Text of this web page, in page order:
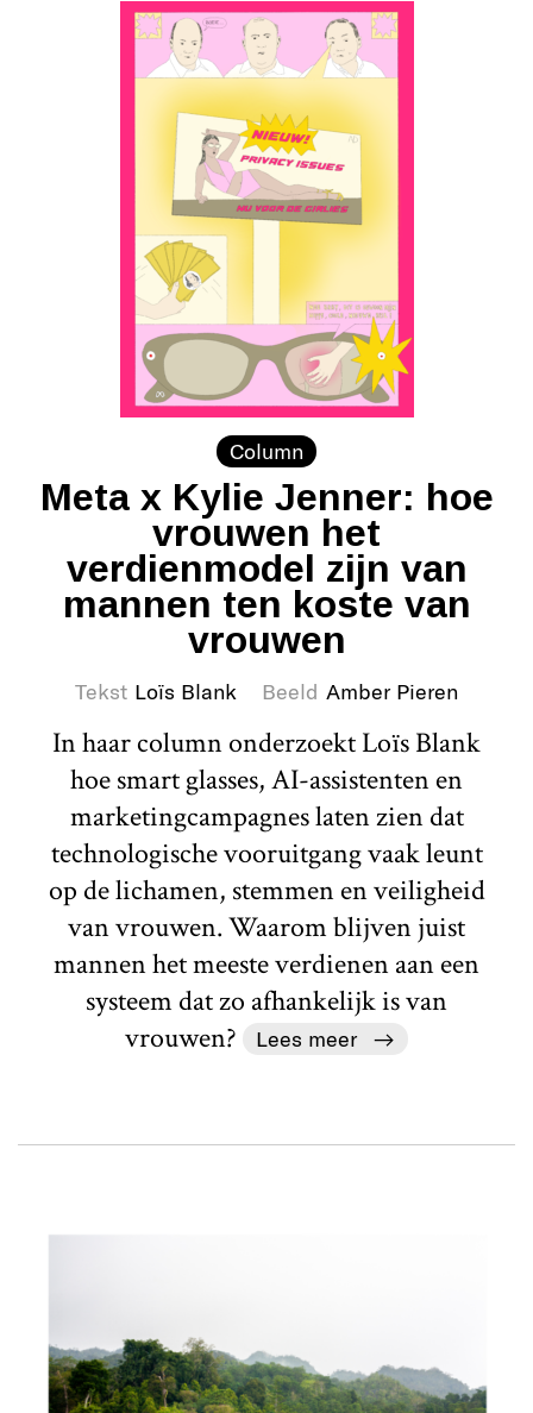
Column
Meta x Kylie Jenner: hoe
vrouwen het
verdienmodel zijn van
mannen ten koste van
vrouwen
Tekst Loïs Blank Beeld Amber Pieren
In haar column onderzoekt Loïs Blank
hoe smart glasses, AI-assistenten en
marketingcampagnes laten zien dat
technologische vooruitgang vaak leunt
op de lichamen, stemmen en veiligheid
van vrouwen. Waarom blijven juist
mannen het meeste verdienen aan een
systeem dat zo afhankelijk is van
vrouwen?
Lees meer